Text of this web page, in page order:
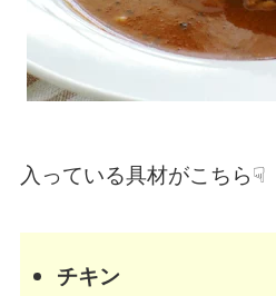
入っている具材がこちら☟
チキン